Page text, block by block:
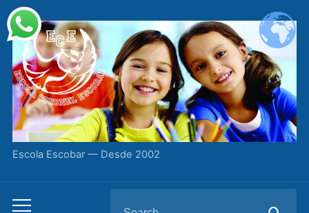
Escola Escobar — Desde 2002
Toggle